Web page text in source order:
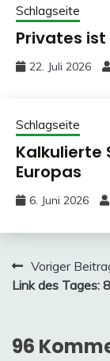
Schlagseite
Privates
22. Juli 2026
Schlagseite
Kalkulierte
Europas
6. Juni 2026
Voriger
Link des Tages:
96